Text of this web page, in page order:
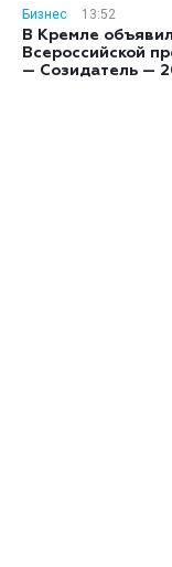
Бизнес
13:52
В Кремле
Всероссийской
— Созидатель —